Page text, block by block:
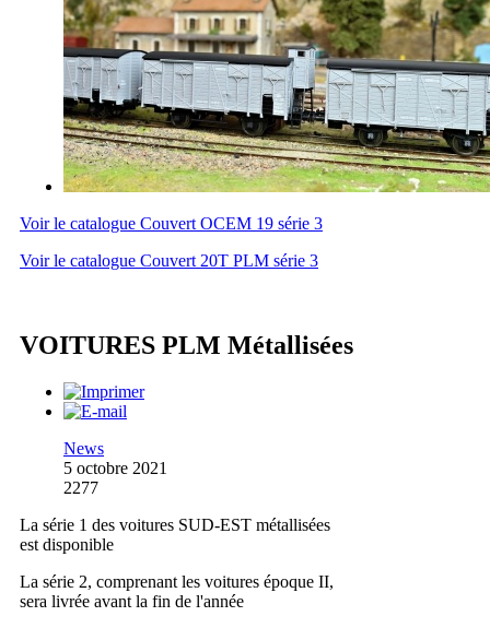
Voir le catalogue Couvert OCEM 19 série 3
Voir le catalogue Couvert 20T PLM série 3
VOITURES PLM Métallisées
News
5 octobre 2021
2277
La série 1 des voitures SUD-EST métallisées
est disponible
La série 2, comprenant les voitures époque II,
sera livrée avant la fin de l'année